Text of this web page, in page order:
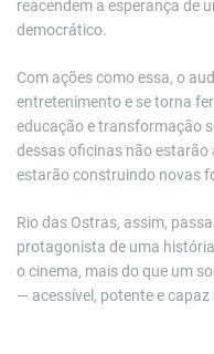
reacendem a esperança de
democrático.
Com ações como essa, o
entretenimento e se torna
educação e transformação
dessas oficinas não
estarão construindo novas
Rio das Ostras, assim,
protagonista de uma
o cinema, mais do que um
— acessível, potente e